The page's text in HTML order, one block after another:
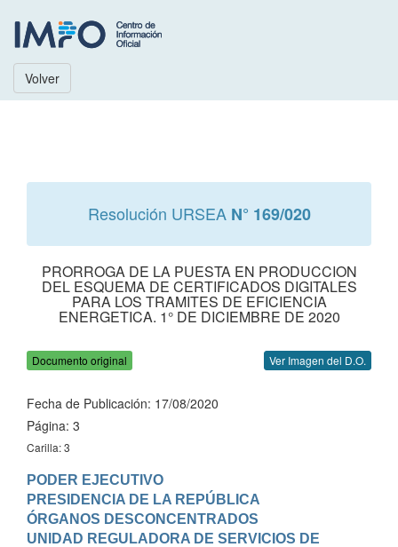
Volver
Resolución URSEA N° 169/020
PRORROGA DE LA PUESTA EN PRODUCCION
DEL ESQUEMA DE CERTIFICADOS DIGITALES
PARA LOS TRAMITES DE EFICIENCIA
ENERGETICA. 1° DE DICIEMBRE DE 2020
Documento original Ver Imagen del D.O.
Fecha de Publicación: 17/08/2020
Página: 3
Carilla: 3
PODER EJECUTIVO
PRESIDENCIA DE LA REPÚBLICA
ÓRGANOS DESCONCENTRADOS
UNIDAD REGULADORA DE SERVICIOS DE